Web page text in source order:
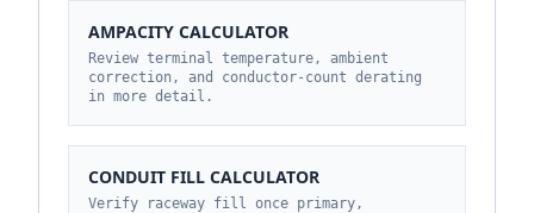
AMPACITY CALCULATOR
Review terminal temperature, ambient
correction, and conductor-count derating
in more detail.
CONDUIT FILL CALCULATOR
Verify raceway fill once primary,